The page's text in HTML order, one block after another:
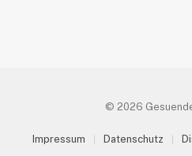
© 2026
Impressum Datenschutz